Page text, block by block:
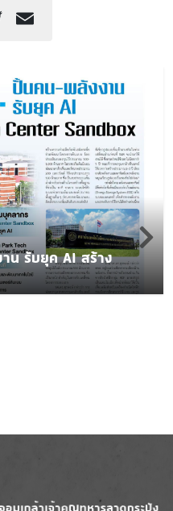
Twitter
น รับยุค AI สร้าง